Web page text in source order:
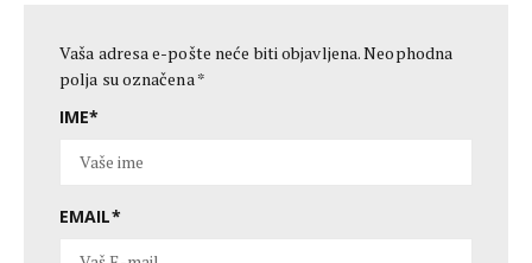
Vaša adresa e-pošte neće biti objavljena.Neophodna
polja su označena *
IME*
EMAIL*